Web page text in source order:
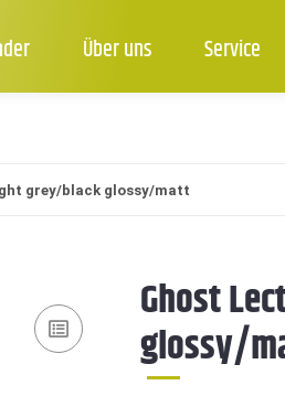
Über uns Service
grey/black glossy/matt
Ghost
glossy/